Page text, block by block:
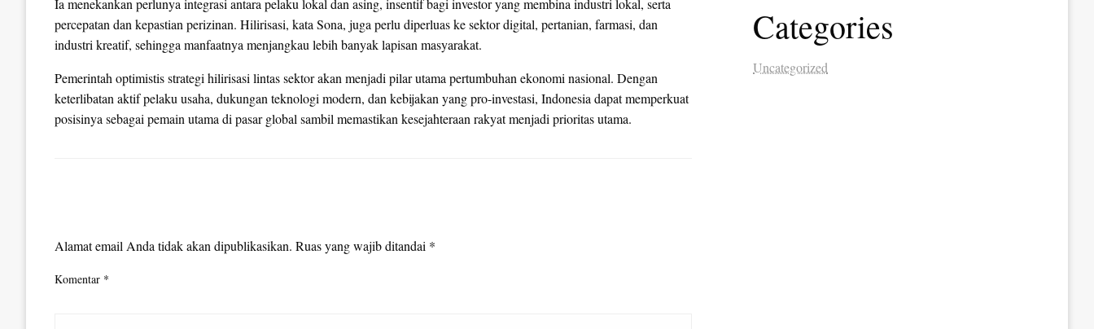
Ia menekankan perlunya integrasi antara pelaku lokal dan asing, insentif bagi investor yang membina industri lokal, serta
percepatan dan kepastian perizinan. Hilirisasi, kata Sona, juga perlu diperluas ke sektor digital, pertanian, farmasi, dan
industri kreatif, sehingga manfaatnya menjangkau lebih banyak lapisan masyarakat.
Pemerintah optimistis strategi hilirisasi lintas sektor akan menjadi pilar utama pertumbuhan ekonomi nasional. Dengan
keterlibatan aktif pelaku usaha, dukungan teknologi modern, dan kebijakan yang pro-investasi, Indonesia dapat memperkuat
posisinya sebagai pemain utama di pasar global sambil memastikan kesejahteraan rakyat menjadi prioritas utama.
Alamat email Anda tidak akan dipublikasikan. Ruas yang wajib ditandai *
Komentar *
Categories
Uncategorized